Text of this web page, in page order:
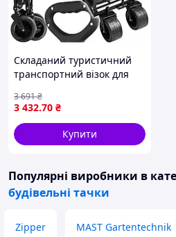
Складаний туристичний
транспортний візок для
навантаження до 100 кг
місткість 160 л (KD3089) Pl
3 432.70 ₴
3 691₴
Купити
Популярні виробники в
будівельні тачки
Zipper MAST Gartentechnik